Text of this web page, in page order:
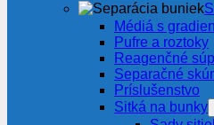
Médiá s
Pufre a roztoky
Reagenčné
Separačné
Príslušenstvo
Sitká na bunky